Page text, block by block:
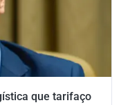
que tarifaço